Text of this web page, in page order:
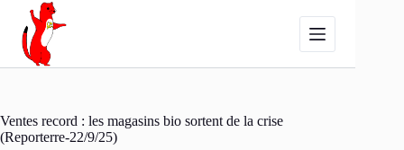
Passer
contenu
Ventes record : les magasins bio sortent de la crise
(Reporterre-22/9/25)